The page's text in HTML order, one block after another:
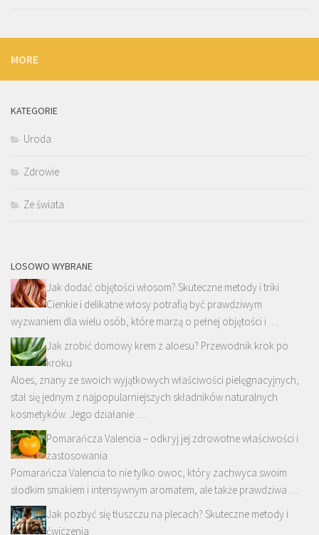
MORE
KATEGORIE
Uroda
Zdrowie
Ze świata
LOSOWO WYBRANE
Jak dodać objętości włosom? Skuteczne metody i triki
Cienkie i delikatne włosy potrafią być prawdziwym
wyzwaniem dla wielu osób, które marzą o pełnej objętości i …
Jak zrobić domowy krem z aloesu? Przewodnik krok po
kroku
Aloes, znany ze swoich wyjątkowych właściwości pielęgnacyjnych,
stał się jednym z najpopularniejszych składników naturalnych
kosmetyków. Jego działanie …
Pomarańcza Valencia – odkryj jej zdrowotne właściwości i
zastosowania
Pomarańcza Valencia to nie tylko owoc, który zachwyca swoim
słodkim smakiem i intensywnym aromatem, ale także prawdziwa …
Jak pozbyć się tłuszczu na plecach? Skuteczne metody i
ćwiczenia